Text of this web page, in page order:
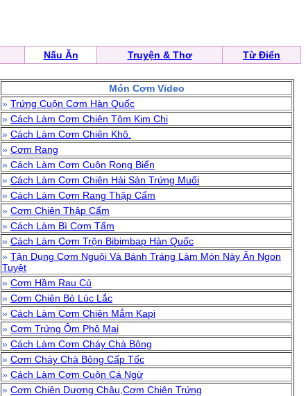
Nấu Ăn Truyện & Thơ
Từ Điển
Món Cơm Video
» Trứng Cuộn Cơm Hàn Quốc
» Cách Làm Cơm Chiên Tôm Kim Chi
» Cách Làm Cơm Chiên Khô.
» Cơm Rang
» Cách Làm Cơm Cuộn Rong Biển
» Cách Làm Cơm Chiên Hải Sản Trứng Muối
» Cách Làm Cơm Rang Thập Cẩm
» Cơm Chiên Thập Cẩm
» Cách Làm Bì Cơm Tấm
» Cách Làm Cơm Trộn Bibimbap Hàn Quốc
» Tận Dụng Cơm Nguội Và Bánh Tráng Làm Món Này Ăn Ngon
Tuyệt
» Cơm Hầm Rau Củ
» Cơm Chiên Bò Lúc Lắc
» Cách Làm Cơm Chiên Mắm Kapi
» Cơm Trứng Ôm Phô Mai
» Cách Làm Cơm Cháy Chà Bông
» Cơm Cháy Chà Bông Cấp Tốc
» Cách Làm Cơm Cuộn Cá Ngừ
» Cơm Chiên Dương Châu,Cơm Chiên Trứng